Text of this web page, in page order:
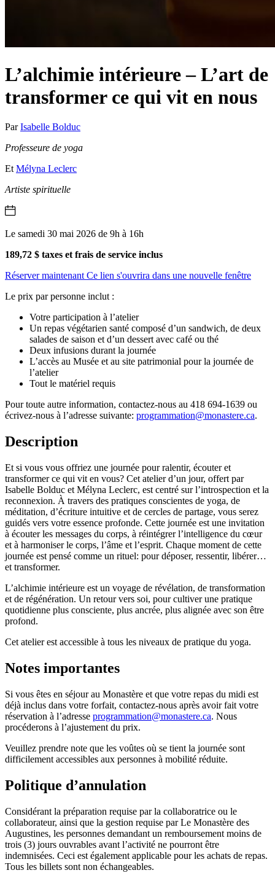
L’alchimie intérieure – L’art de
transformer ce qui vit en nous
ParIsabelle Bolduc
Professeure de yoga
Et Mélyna Leclerc
Artiste spirituelle
Le samedi 30 mai 2026 de 9h à 16h
189,72 $ taxes et frais de service inclus
Réserver maintenant Ce lien s'ouvrira dans une nouvelle fenêtre
Le prix par personne inclut :
Votre participation à l’atelier
Un repas végétarien santé composé d’un sandwich, de deux
salades de saison et d’un dessert avec café ou thé
Deux infusions durant la journée
L’accès au Musée et au site patrimonial pour la journée de
l’atelier
Tout le matériel requis
Pour toute autre information, contactez-nous au 418 694-1639 ou
écrivez-nous à l’adresse suivante: programmation@monastere.ca.
Description
Et si vous vous offriez une journée pour ralentir, écouter et
transformer ce qui vit en vous? Cet atelier d’un jour, offert par
Isabelle Bolduc et Mélyna Leclerc, est centré sur l’introspection et la
reconnexion. À travers des pratiques conscientes de yoga, de
méditation, d’écriture intuitive et de cercles de partage, vous serez
guidés vers votre essence profonde. Cette journée est une invitation
à écouter les messages du corps, à réintégrer l’intelligence du cœur
et à harmoniser le corps, l’âme et l’esprit. Chaque moment de cette
journée est pensé comme un rituel: pour déposer, ressentir, libérer…
et transformer.
L’alchimie intérieure est un voyage de révélation, de transformation
et de régénération. Un retour vers soi, pour cultiver une pratique
quotidienne plus consciente, plus ancrée, plus alignée avec son être
profond.
Cet atelier est accessible à tous les niveaux de pratique du yoga.
Notes importantes
Si vous êtes en séjour au Monastère et que votre repas du midi est
déjà inclus dans votre forfait, contactez-nous après avoir fait votre
réservation à l’adresse programmation@monastere.ca. Nous
procéderons à l’ajustement du prix.
Veuillez prendre note que les voûtes où se tient la journée sont
difficilement accessibles aux personnes à mobilité réduite.
Politique d’annulation
Considérant la préparation requise par la collaboratrice ou le
collaborateur, ainsi que la gestion requise par Le Monastère des
Augustines, les personnes demandant un remboursement moins de
trois (3) jours ouvrables avant l’activité ne pourront être
indemnisées. Ceci est également applicable pour les achats de repas.
Tous les billets sont non échangeables.